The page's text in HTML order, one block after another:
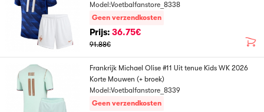
Model:Voetbalfanstore_8338
Geen verzendkosten
Prijs: 36.75€
91.88€
Frankrijk Michael Olise #11 Uit tenue Kids WK 2026
Korte Mouwen (+ broek)
Model:Voetbalfanstore_8339
Geen verzendkosten